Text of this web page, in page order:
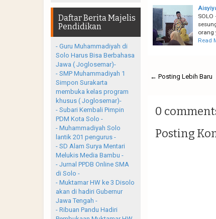
orang
Read
← Posting Lebih Baru
0
Posting
Daftar Berita Majelis
Pendidikan
- Guru Muhammadiyah di
Solo Harus Bisa Berbahasa
Jawa ( Joglosemar)-
- SMP Muhammadiyah 1
Simpon Surakarta
membuka kelas program
khusus ( Joglosemar)-
- Subari Kembali Pimpin
PDM Kota Solo -
- Muhammadiyah Solo
lantik 201 pengurus -
- SD Alam Surya Mentari
Melukis Media Bambu -
- Jurnal PPDB Online SMA
di Solo -
- Muktamar HW ke 3 Disolo
akan di hadiri Gubernur
Jawa Tengah -
- Ribuan Pandu Hadiri